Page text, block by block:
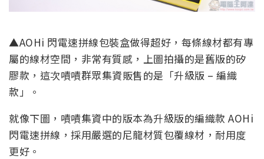
▲AOHi 閃電速拼線包裝盒做得超好，每條線材都有專
屬的線材空間，非常有質感，上圖拍攝的是舊版的矽
膠款，這次嘖嘖群眾集資販售的是「升級版 – 編織
款」。
就像下圖，嘖嘖集資中的版本為升級版的編織款 AOHi
閃電速拼線，採用嚴選的尼龍材質包覆線材，耐用度
更好。